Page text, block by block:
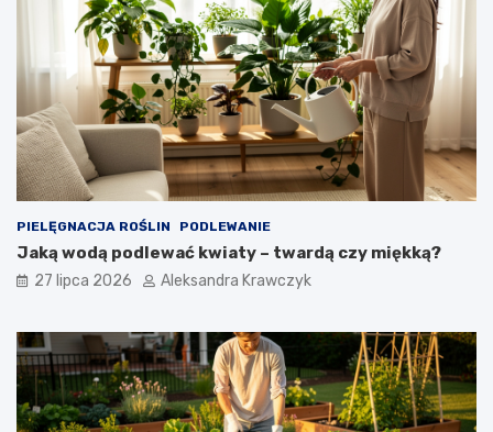
PIELĘGNACJA ROŚLIN PODLEWANIE
Jaką wodą podlewać kwiaty – twardą czy miękką?
27 lipca 2026 Aleksandra Krawczyk